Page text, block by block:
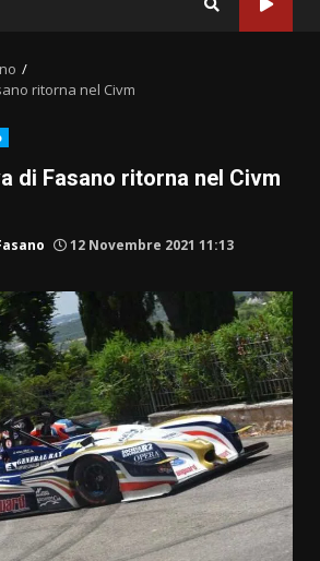
ritorna nel Civm
di Fasano ritorna nel Civm
12 Novembre 2021 11:13